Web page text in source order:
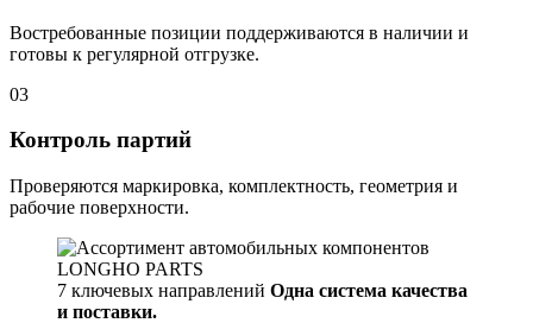
Востребованные позиции поддерживаются в наличии и
готовы к регулярной отгрузке.
03
Контроль партий
Проверяются маркировка, комплектность, геометрия и
рабочие поверхности.
7 ключевых направлений Одна система качества
и поставки.